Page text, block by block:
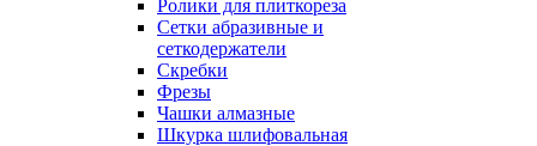
Ролики для плиткореза
Сетки абразивные и
сеткодержатели
Скребки
Фрезы
Чашки алмазные
Шкурка шлифовальная